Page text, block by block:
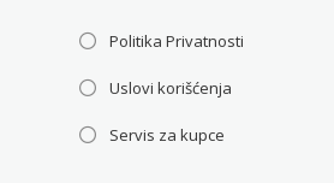
Politika Privatnosti
Uslovi korišćenja
Servis za kupce